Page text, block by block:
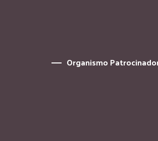
Organismo